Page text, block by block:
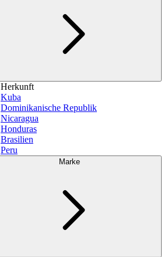
Herkunft
Kuba
Dominikanische Republik
Nicaragua
Honduras
Brasilien
Peru
Marke